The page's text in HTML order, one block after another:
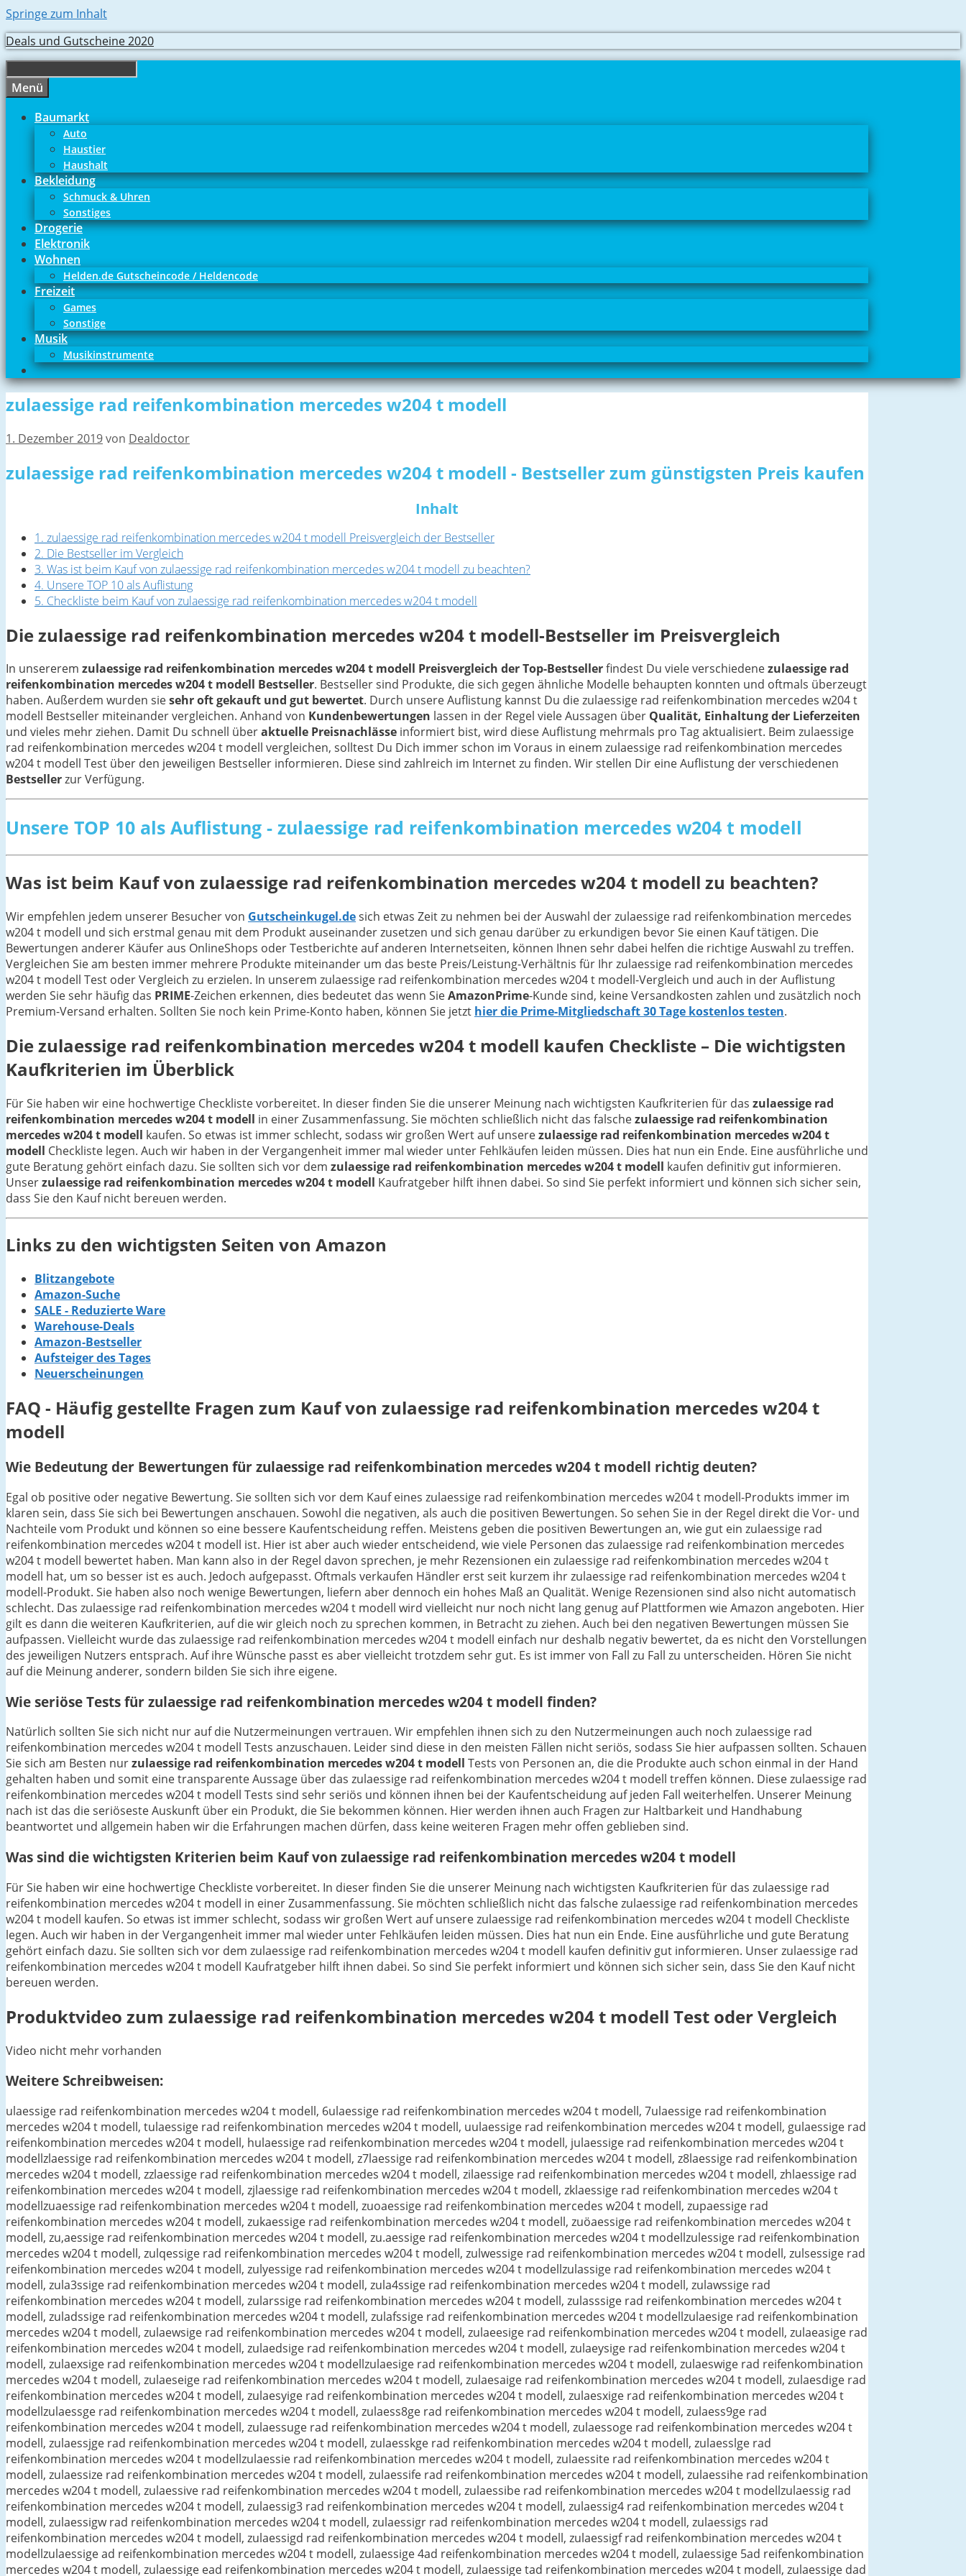
Springe zum Inhalt
Deals und Gutscheine 2020
Menü
Baumarkt
Auto
Haustier
Haushalt
Bekleidung
Schmuck & Uhren
Sonstiges
Drogerie
Elektronik
Wohnen
Helden.de Gutscheincode / Heldencode
Freizeit
Games
Sonstige
Musik
Musikinstrumente
zulaessige rad reifenkombination mercedes w204 t modell
1. Dezember 2019von Dealdoctor
zulaessige rad reifenkombination mercedes w204 t modell - Bestseller zum günstigsten Preis kaufen
Inhalt
1. zulaessige rad reifenkombination mercedes w204 t modell Preisvergleich der Bestseller
2. Die Bestseller im Vergleich
3. Was ist beim Kauf von zulaessige rad reifenkombination mercedes w204 t modell zu beachten?
4. Unsere TOP 10 als Auflistung
5. Checkliste beim Kauf von zulaessige rad reifenkombination mercedes w204 t modell
Die zulaessige rad reifenkombination mercedes w204 t modell-Bestseller im Preisvergleich
In unsererem zulaessige rad reifenkombination mercedes w204 t modell Preisvergleich der Top-Bestsellerfindest Du viele verschiedenezulaessige rad
reifenkombination mercedes w204 t modell Bestseller. Bestseller sind Produkte, die sich gegen ähnliche Modelle behaupten konnten und oftmals überzeugt
haben. Außerdem wurden siesehr oft gekauft und gut bewertet. Durch unsere Auflistung kannst Du die zulaessige rad reifenkombination mercedes w204 t
modell Bestseller miteinander vergleichen. Anhand von Kundenbewertungen lassen in der Regel viele Aussagen über Qualität, Einhaltung der Lieferzeiten
und vieles mehr ziehen. Damit Du schnell überaktuelle Preisnachlässe informiert bist, wird diese Auflistung mehrmals pro Tag aktualisiert. Beim zulaessige
rad reifenkombination mercedes w204 t modell vergleichen, solltest Du Dich immer schon im Voraus in einem zulaessige rad reifenkombination mercedes
w204 t modell Test über den jeweiligen Bestseller informieren. Diese sind zahlreich im Internet zu finden. Wir stellen Dir eine Auflistung der verschiedenen
Bestsellerzur Verfügung.
Unsere TOP 10 als Auflistung - zulaessige rad reifenkombination mercedes w204 t modell
Was ist beim Kauf von zulaessige rad reifenkombination mercedes w204 t modell zu beachten?
Wir empfehlen jedem unserer Besucher von Gutscheinkugel.desich etwas Zeit zu nehmen bei der Auswahl der zulaessige rad reifenkombination mercedes
w204 t modell und sich erstmal genau mit dem Produkt auseinander zusetzen und sich genau darüber zu erkundigen bevor Sie einen Kauf tätigen. Die
Bewertungen anderer Käufer aus OnlineShops oder Testberichte auf anderen Internetseiten, können Ihnen sehr dabei helfen die richtige Auswahl zu treffen.
Vergleichen Sie am besten immer mehrere Produkte miteinander um das beste Preis/Leistung-Verhältnis für Ihr zulaessige rad reifenkombination mercedes
w204 t modell Test oder Vergleich zu erzielen. In unserem zulaessige rad reifenkombination mercedes w204 t modell-Vergleich und auch in der Auflistung
werden Sie sehr häufig das PRIME-Zeichen erkennen, dies bedeutet das wenn SieAmazonPrime-Kunde sind, keine Versandkosten zahlen und zusätzlich noch
Premium-Versand erhalten. Sollten Sie noch kein Prime-Konto haben, können Sie jetzt hier die Prime-Mitgliedschaft 30 Tage kostenlos testen.
Diezulaessige rad reifenkombination mercedes w204 t modell kaufen Checkliste – Die wichtigsten
Kaufkriterien im Überblick
Für Sie haben wir eine hochwertige Checkliste vorbereitet. In dieser finden Sie die unserer Meinung nach wichtigsten Kaufkriterien für das zulaessige rad
reifenkombination mercedes w204 t modell in einer Zusammenfassung. Sie möchten schließlich nicht das falschezulaessige rad reifenkombination
mercedes w204 t modell kaufen. So etwas ist immer schlecht, sodass wir großen Wert auf unserezulaessige rad reifenkombination mercedes w204 t
modell Checkliste legen. Auch wir haben in der Vergangenheit immer mal wieder unter Fehlkäufen leiden müssen. Dies hat nun ein Ende. Eine ausführliche und
gute Beratung gehört einfach dazu. Sie sollten sich vor dem zulaessige rad reifenkombination mercedes w204 t modell kaufen definitiv gut informieren.
Unserzulaessige rad reifenkombination mercedes w204 t modell Kaufratgeber hilft ihnen dabei. So sind Sie perfekt informiert und können sich sicher sein,
dass Sie den Kauf nicht bereuen werden.
Links zu den wichtigsten Seiten von Amazon
Blitzangebote
Amazon-Suche
SALE - Reduzierte Ware
Warehouse-Deals
Amazon-Bestseller
Aufsteiger des Tages
Neuerscheinungen
FAQ - Häufig gestellte Fragen zum Kauf von zulaessige rad reifenkombination mercedes w204 t
modell
Wie Bedeutung der Bewertungen für zulaessige rad reifenkombination mercedes w204 t modell richtig deuten?
Egal ob positive oder negative Bewertung. Sie sollten sich vor dem Kauf eines zulaessige rad reifenkombination mercedes w204 t modell-Produkts immer im
klaren sein, dass Sie sich bei Bewertungen anschauen. Sowohl die negativen, als auch die positiven Bewertungen. So sehen Sie in der Regel direkt die Vor- und
Nachteile vom Produkt und können so eine bessere Kaufentscheidung reffen. Meistens geben die positiven Bewertungen an, wie gut ein zulaessige rad
reifenkombination mercedes w204 t modell ist. Hier ist aber auch wieder entscheidend, wie viele Personen das zulaessige rad reifenkombination mercedes
w204 t modell bewertet haben. Man kann also in der Regel davon sprechen, je mehr Rezensionen ein zulaessige rad reifenkombination mercedes w204 t
modell hat, um so besser ist es auch. Jedoch aufgepasst. Oftmals verkaufen Händler erst seit kurzem ihr zulaessige rad reifenkombination mercedes w204 t
modell-Produkt. Sie haben also noch wenige Bewertungen, liefern aber dennoch ein hohes Maß an Qualität. Wenige Rezensionen sind also nicht automatisch
schlecht. Das zulaessige rad reifenkombination mercedes w204 t modell wird vielleicht nur noch nicht lang genug auf Plattformen wie Amazon angeboten. Hier
gilt es dann die weiteren Kaufkriterien, auf die wir gleich noch zu sprechen kommen, in Betracht zu ziehen. Auch bei den negativen Bewertungen müssen Sie
aufpassen. Vielleicht wurde das zulaessige rad reifenkombination mercedes w204 t modell einfach nur deshalb negativ bewertet, da es nicht den Vorstellungen
des jeweiligen Nutzers entsprach. Auf ihre Wünsche passt es aber vielleicht trotzdem sehr gut. Es ist immer von Fall zu Fall zu unterscheiden. Hören Sie nicht
auf die Meinung anderer, sondern bilden Sie sich ihre eigene.
Wie seriöse Tests für zulaessige rad reifenkombination mercedes w204 t modell finden?
Natürlich sollten Sie sich nicht nur auf die Nutzermeinungen vertrauen. Wir empfehlen ihnen sich zu den Nutzermeinungen auch noch zulaessige rad
reifenkombination mercedes w204 t modell Tests anzuschauen. Leider sind diese in den meisten Fällen nicht seriös, sodass Sie hier aufpassen sollten. Schauen
Sie sich am Besten nurzulaessige rad reifenkombination mercedes w204 t modell Tests von Personen an, die die Produkte auch schon einmal in der Hand
gehalten haben und somit eine transparente Aussage über das zulaessige rad reifenkombination mercedes w204 t modell treffen können. Diese zulaessige rad
reifenkombination mercedes w204 t modell Tests sind sehr seriös und können ihnen bei der Kaufentscheidung auf jeden Fall weiterhelfen. Unserer Meinung
nach ist das die seriöseste Auskunft über ein Produkt, die Sie bekommen können. Hier werden ihnen auch Fragen zur Haltbarkeit und Handhabung
beantwortet und allgemein haben wir die Erfahrungen machen dürfen, dass keine weiteren Fragen mehr offen geblieben sind.
Was sind die wichtigsten Kriterien beim Kauf von zulaessige rad reifenkombination mercedes w204 t modell
Für Sie haben wir eine hochwertige Checkliste vorbereitet. In dieser finden Sie die unserer Meinung nach wichtigsten Kaufkriterien für das zulaessige rad
reifenkombination mercedes w204 t modell in einer Zusammenfassung. Sie möchten schließlich nicht das falsche zulaessige rad reifenkombination mercedes
w204 t modell kaufen. So etwas ist immer schlecht, sodass wir großen Wert auf unsere zulaessige rad reifenkombination mercedes w204 t modell Checkliste
legen. Auch wir haben in der Vergangenheit immer mal wieder unter Fehlkäufen leiden müssen. Dies hat nun ein Ende. Eine ausführliche und gute Beratung
gehört einfach dazu. Sie sollten sich vor dem zulaessige rad reifenkombination mercedes w204 t modell kaufen definitiv gut informieren. Unser zulaessige rad
reifenkombination mercedes w204 t modell Kaufratgeber hilft ihnen dabei. So sind Sie perfekt informiert und können sich sicher sein, dass Sie den Kauf nicht
bereuen werden.
Produktvideo zum zulaessige rad reifenkombination mercedes w204 t modell Test oder Vergleich
Video nicht mehr vorhanden
Weitere Schreibweisen:
ulaessige rad reifenkombination mercedes w204 t modell, 6ulaessige rad reifenkombination mercedes w204 t modell, 7ulaessige rad reifenkombination mercedes w204 t modell, tulaessige rad reifenkombination mercedes w204 t modell, uulaessige rad reifenkombination mercedes w204 t modell, gulaessige rad reifenkombination mercedes w204 t modell, hulaessige rad reifenkombination mercedes w204 t modell, julaessige rad reifenkombination mercedes w204 t modellzlaessige rad reifenkombination mercedes w204 t modell, z7laessige rad reifenkombination mercedes w204 t modell, z8laessige rad reifenkombination mercedes w204 t modell, zzlaessige rad reifenkombination mercedes w204 t modell, zilaessige rad reifenkombination mercedes w204 t modell, zhlaessige rad reifenkombination mercedes w204 t modell, zjlaessige rad reifenkombination mercedes w204 t modell, zklaessige rad reifenkombination mercedes w204 t modellzuaessige rad reifenkombination mercedes w204 t modell, zuoaessige rad reifenkombination mercedes w204 t modell, zupaessige rad reifenkombination mercedes w204 t modell, zukaessige rad reifenkombination mercedes w204 t modell, zuöaessige rad reifenkombination mercedes w204 t modell, zu,aessige rad reifenkombination mercedes w204 t modell, zu.aessige rad reifenkombination mercedes w204 t modellzulessige rad reifenkombination mercedes w204 t modell, zulqessige rad reifenkombination mercedes w204 t modell, zulwessige rad reifenkombination mercedes w204 t modell, zulsessige rad reifenkombination mercedes w204 t modell, zulyessige rad reifenkombination mercedes w204 t modellzulassige rad reifenkombination mercedes w204 t modell, zula3ssige rad reifenkombination mercedes w204 t modell, zula4ssige rad reifenkombination mercedes w204 t modell, zulawssige rad reifenkombination mercedes w204 t modell, zularssige rad reifenkombination mercedes w204 t modell, zulasssige rad reifenkombination mercedes w204 t modell, zuladssige rad reifenkombination mercedes w204 t modell, zulafssige rad reifenkombination mercedes w204 t modellzulaesige rad reifenkombination mercedes w204 t modell, zulaewsige rad reifenkombination mercedes w204 t modell, zulaeesige rad reifenkombination mercedes w204 t modell, zulaeasige rad reifenkombination mercedes w204 t modell, zulaedsige rad reifenkombination mercedes w204 t modell, zulaeysige rad reifenkombination mercedes w204 t modell, zulaexsige rad reifenkombination mercedes w204 t modellzulaesige rad reifenkombination mercedes w204 t modell, zulaeswige rad reifenkombination mercedes w204 t modell, zulaeseige rad reifenkombination mercedes w204 t modell, zulaesaige rad reifenkombination mercedes w204 t modell, zulaesdige rad reifenkombination mercedes w204 t modell, zulaesyige rad reifenkombination mercedes w204 t modell, zulaesxige rad reifenkombination mercedes w204 t modellzulaessge rad reifenkombination mercedes w204 t modell, zulaess8ge rad reifenkombination mercedes w204 t modell, zulaess9ge rad reifenkombination mercedes w204 t modell, zulaessuge rad reifenkombination mercedes w204 t modell, zulaessoge rad reifenkombination mercedes w204 t modell, zulaessjge rad reifenkombination mercedes w204 t modell, zulaesskge rad reifenkombination mercedes w204 t modell, zulaesslge rad reifenkombination mercedes w204 t modellzulaessie rad reifenkombination mercedes w204 t modell, zulaessite rad reifenkombination mercedes w204 t modell, zulaessize rad reifenkombination mercedes w204 t modell, zulaessife rad reifenkombination mercedes w204 t modell, zulaessihe rad reifenkombination mercedes w204 t modell, zulaessive rad reifenkombination mercedes w204 t modell, zulaessibe rad reifenkombination mercedes w204 t modellzulaessig rad reifenkombination mercedes w204 t modell, zulaessig3 rad reifenkombination mercedes w204 t modell, zulaessig4 rad reifenkombination mercedes w204 t modell, zulaessigw rad reifenkombination mercedes w204 t modell, zulaessigr rad reifenkombination mercedes w204 t modell, zulaessigs rad reifenkombination mercedes w204 t modell, zulaessigd rad reifenkombination mercedes w204 t modell, zulaessigf rad reifenkombination mercedes w204 t modellzulaessige ad reifenkombination mercedes w204 t modell, zulaessige 4ad reifenkombination mercedes w204 t modell, zulaessige 5ad reifenkombination mercedes w204 t modell, zulaessige ead reifenkombination mercedes w204 t modell, zulaessige tad reifenkombination mercedes w204 t modell, zulaessige dad reifenkombination mercedes w204 t modell, zulaessige fad reifenkombination mercedes w204 t modell, zulaessige gad reifenkombination mercedes w204 t modellzulaessige rd reifenkombination mercedes w204 t modell, zulaessige rqd reifenkombination mercedes w204 t modell, zulaessige rwd reifenkombination mercedes w204 t modell, zulaessige rsd reifenkombination mercedes w204 t modell, zulaessige ryd reifenkombination mercedes w204 t modellzulaessige ra reifenkombination mercedes w204 t modell, zulaessige rae reifenkombination mercedes w204 t modell, zulaessige rar reifenkombination mercedes w204 t modell, zulaessige ras reifenkombination mercedes w204 t modell, zulaessige raf reifenkombination mercedes w204 t modell, zulaessige rax reifenkombination mercedes w204 t modell, zulaessige rac reifenkombination mercedes w204 t modellzulaessige rad eifenkombination mercedes w204 t modell, zulaessige rad 4eifenkombination mercedes w204 t modell, zulaessige rad 5eifenkombination mercedes w204 t modell, zulaessige rad eeifenkombination mercedes w204 t modell, zulaessige rad teifenkombination mercedes w204 t modell, zulaessige rad deifenkombination mercedes w204 t modell, zulaessige rad feifenkombination mercedes w204 t modell, zulaessige rad geifenkombination mercedes w204 t modellzulaessige rad rifenkombination mercedes w204 t modell, zulaessige rad r3ifenkombination mercedes w204 t modell, zulaessige rad r4ifenkombination mercedes w204 t modell, zulaessige rad rwifenkombination mercedes w204 t modell, zulaessige rad rrifenkombination mercedes w204 t modell, zulaessige rad rsifenkombination mercedes w204 t modell, zulaessige rad rdifenkombination mercedes w204 t modell, zulaessige rad rfifenkombination mercedes w204 t modellzulaessige rad refenkombination mercedes w204 t modell, zulaessige rad re8fenkombination mercedes w204 t modell, zulaessige rad re9fenkombination mercedes w204 t modell, zulaessige rad reufenkombination mercedes w204 t modell, zulaessige rad reofenkombination mercedes w204 t modell, zulaessige rad rejfenkombination mercedes w204 t modell, zulaessige rad rekfenkombination mercedes w204 t modell, zulaessige rad relfenkombination mercedes w204 t modellzulaessige rad reienkombination mercedes w204 t modell, zulaessige rad reirenkombination mercedes w204 t modell, zulaessige rad reitenkombination mercedes w204 t modell, zulaessige rad reidenkombination mercedes w204 t modell, zulaessige rad reigenkombination mercedes w204 t modell, zulaessige rad reicenkombination mercedes w204 t modell, zulaessige rad reivenkombination mercedes w204 t modellzulaessige rad reifnkombination mercedes w204 t modell, zulaessige rad reif3nkombination mercedes w204 t modell, zulaessige rad reif4nkombination mercedes w204 t modell, zulaessige rad reifwnkombination mercedes w204 t modell, zulaessige rad reifrnkombination mercedes w204 t modell, zulaessige rad reifsnkombination mercedes w204 t modell, zulaessige rad reifdnkombination mercedes w204 t modell, zulaessige rad reiffnkombination mercedes w204 t modellzulaessige rad reifekombination mercedes w204 t modell, zulaessige rad reifebkombination mercedes w204 t modell, zulaessige rad reifehkombination mercedes w204 t modell, zulaessige rad reifejkombination mercedes w204 t modell, zulaessige rad reifemkombination mercedes w204 t modellzulaessige rad reifenombination mercedes w204 t modell, zulaessige rad reifeniombination mercedes w204 t modell, zulaessige rad reifenoombination mercedes w204 t modell, zulaessige rad reifenjombination mercedes w204 t modell, zulaessige rad reifenlombination mercedes w204 t modell, zulaessige rad reifenmombination mercedes w204 t modell, zulaessige rad reifen,ombination mercedes w204 t modellzulaessige rad reifenkmbination mercedes w204 t modell, zulaessige rad reifenk9mbination mercedes w204 t modell, zulaessige rad reifenk0mbination mercedes w204 t modell, zulaessige rad reifenkimbination mercedes w204 t modell, zulaessige rad reifenkpmbination mercedes w204 t modell, zulaessige rad reifenkkmbination mercedes w204 t modell, zulaessige rad reifenklmbination mercedes w204 t modell, zulaessige rad reifenkömbination mercedes w204 t modellzulaessige rad reifenkobination mercedes w204 t modell, zulaessige rad reifenkonbination mercedes w204 t modell, zulaessige rad reifenkojbination mercedes w204 t modell, zulaessige rad reifenkokbination mercedes w204 t modell, zulaessige rad reifenko,bination mercedes w204 t modellzulaessige rad reifenkomination mercedes w204 t modell, zulaessige rad reifenkomgination mercedes w204 t modell, zulaessige rad reifenkomhination mercedes w204 t modell, zulaessige rad reifenkomvination mercedes w204 t modell, zulaessige rad reifenkomnination mercedes w204 t modellzulaessige rad reifenkombnation mercedes w204 t modell, zulaessige rad reifenkomb8nation mercedes w204 t modell, zulaessige rad reifenkomb9nation mercedes w204 t modell, zulaessige rad reifenkombunation mercedes w204 t modell, zulaessige rad reifenkombonation mercedes w204 t modell, zulaessige rad reifenkombjnation mercedes w204 t modell, zulaessige rad reifenkombknation mercedes w204 t modell, zulaessige rad reifenkomblnation mercedes w204 t modellzulaessige rad reifenkombiation mercedes w204 t modell, zulaessige rad reifenkombibation mercedes w204 t modell, zulaessige rad reifenkombihation mercedes w204 t modell, zulaessige rad reifenkombijation mercedes w204 t modell, zulaessige rad reifenkombimation mercedes w204 t modellzulaessige rad reifenkombintion mercedes w204 t modell, zulaessige rad reifenkombinqtion mercedes w